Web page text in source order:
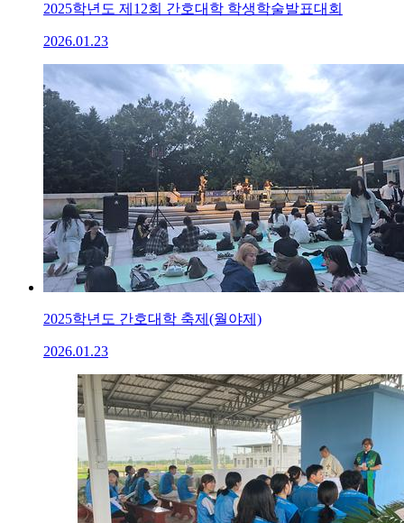
2025학년도 제12회 간호대학 학생학술발표대회
2026.01.23
2025학년도 간호대학 축제(월야제)
2026.01.23